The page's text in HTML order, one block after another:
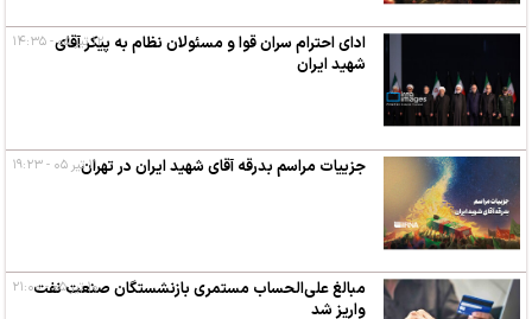
ادای احترام سران قوا و مسئولان نظام به پیکر آقای
شهید ایران
۱۲ تیر ۰۵ - ۱۴:۳۵
جزییات مراسم بدرقه آقای شهید ایران در تهران
۱۱ تیر ۰۵ - ۱۹:۲۳
مبالغ علی‌الحساب مستمری بازنشستگان صنعت نفت
واریز شد
۱۰ تیر ۰۵ - ۲۱:۰۰